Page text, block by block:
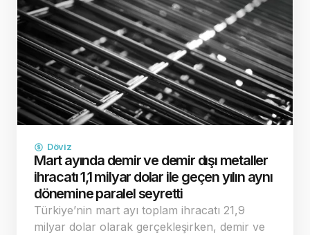
Döviz
Mart ayında demir ve demir dışı metaller
ihracatı 1,1 milyar dolar ile geçen yılın aynı
dönemine paralel seyretti
Türkiye’nin mart ayı toplam ihracatı 21,9
milyar dolar olarak gerçekleşirken, demir ve